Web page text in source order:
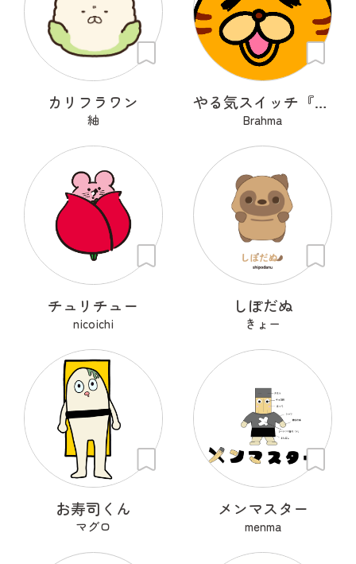
カリフラワン
紬
やる気スイッチ『OFFトラくん』
Brahma
チュリチュー
nicoichi
しぽだぬ
きょー
お寿司くん
マグロ
メンマスター
menma